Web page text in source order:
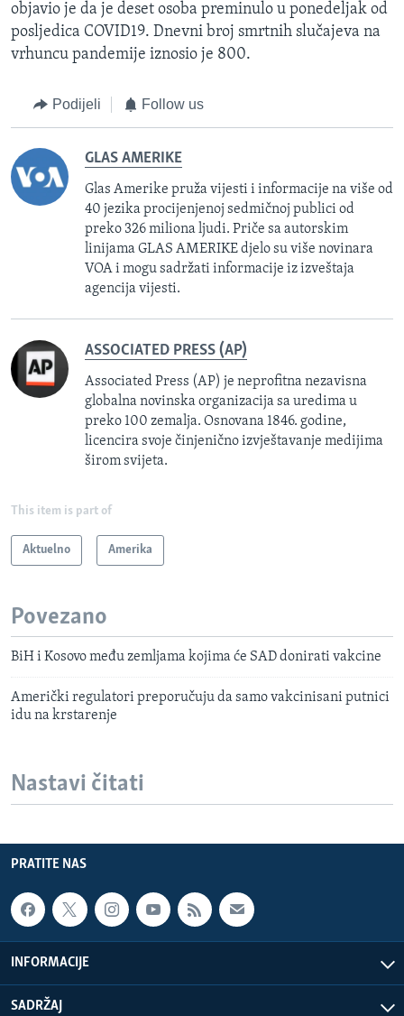
objavio je da je deset osoba preminulo u ponedeljak od
posljedica COVID19. Dnevni broj smrtnih slučajeva na
vrhuncu pandemije iznosio je 800.
Podijeli Follow us
GLAS AMERIKE
Glas Amerike pruža vijesti i informacije na više od
40 jezika procijenjenoj sedmičnoj publici od
preko 326 miliona ljudi. Priče sa autorskim
linijama GLAS AMERIKE djelo su više novinara
VOA i mogu sadržati informacije iz izveštaja
agencija vijesti.
ASSOCIATED PRESS (AP)
Associated Press (AP) je neprofitna nezavisna
globalna novinska organizacija sa uredima u
preko 100 zemalja. Osnovana 1846. godine,
licencira svoje činjenično izvještavanje medijima
širom svijeta.
This item is part of
Aktuelno Amerika
Povezano
BiH i Kosovo među zemljama kojima će SAD donirati vakcine
Američki regulatori preporučuju da samo vakcinisani putnici
idu na krstarenje
Nastavi čitati
PRATITE NAS
INFORMACIJE
SADRŽAJ